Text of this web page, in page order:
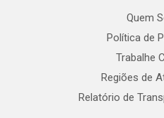
Quem
Política de
Trabalhe
Regiões de
Relatório de